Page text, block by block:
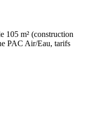
105 m² (construction
PAC Air/Eau, tarifs